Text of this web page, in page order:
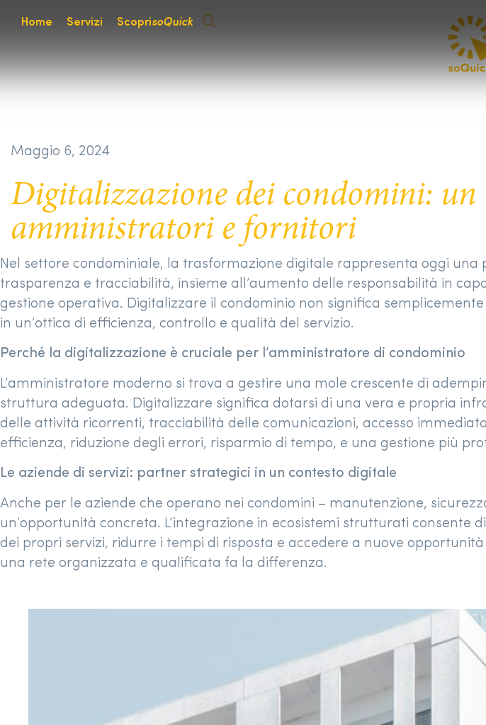
Home Servizi ScoprisoQuick
Maggio 6, 2024
Digitalizzazione dei condomini:
amministratori e fornitori
Nel settore condominiale, la trasformazione digitale rappresenta oggi
trasparenza e tracciabilità, insieme all’aumento delle responsabilità in
gestione operativa. Digitalizzare il condominio non significa
in un’ottica di efficienza, controllo e qualità del servizio.
Perché la digitalizzazione è cruciale per l’amministratore di condominio
L’amministratore moderno si trova a gestire una mole crescente di
struttura adeguata. Digitalizzare significa dotarsi di una vera e propria
delle attività ricorrenti, tracciabilità delle comunicazioni, accesso
efficienza, riduzione degli errori, risparmio di tempo, e una gestione più
Le aziende di servizi: partner strategici in un contesto digitale
Anche per le aziende che operano nei condomini – manutenzione,
un’opportunità concreta. L’integrazione in ecosistemi strutturati
dei propri servizi, ridurre i tempi di risposta e accedere a nuove
una rete organizzata e qualificata fa la differenza.